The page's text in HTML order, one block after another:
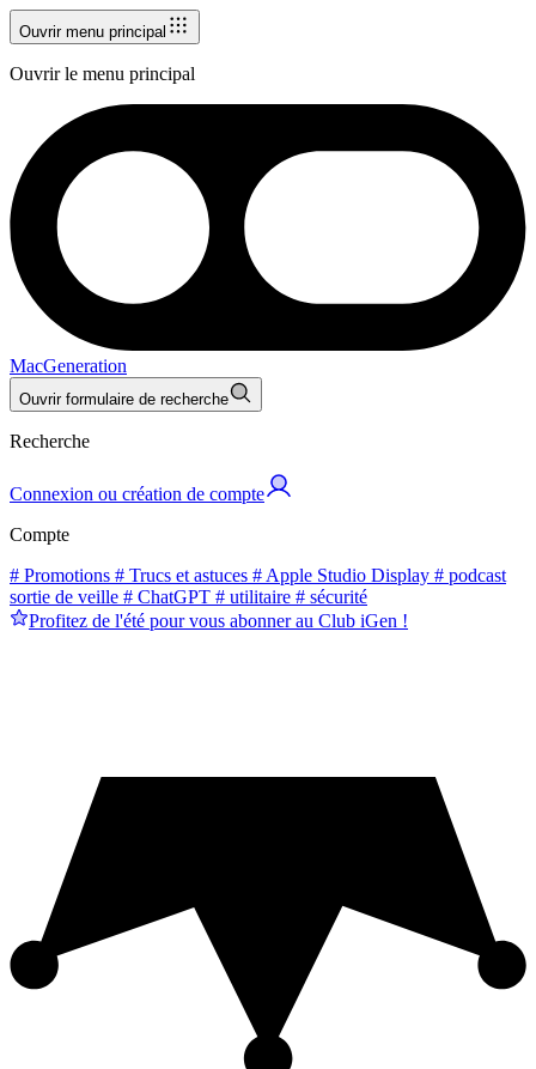
Ouvrir menu principal
Ouvrir le menu principal
MacGeneration
Ouvrir formulaire de recherche
Recherche
Connexion ou création de compte
Compte
# Promotions # Trucs et astuces # Apple Studio Display # podcast
sortie de veille # ChatGPT # utilitaire # sécurité
Profitez de l'été pour vous abonner au Club iGen !